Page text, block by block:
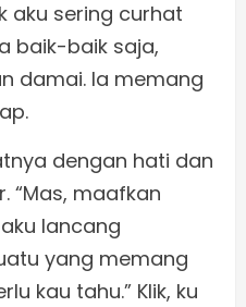
aku sering curhat
baik-baik saja,
damai. Ia memang
dengan hati dan
“Mas, maafkan
lancang
yang memang
kau tahu.” Klik, ku